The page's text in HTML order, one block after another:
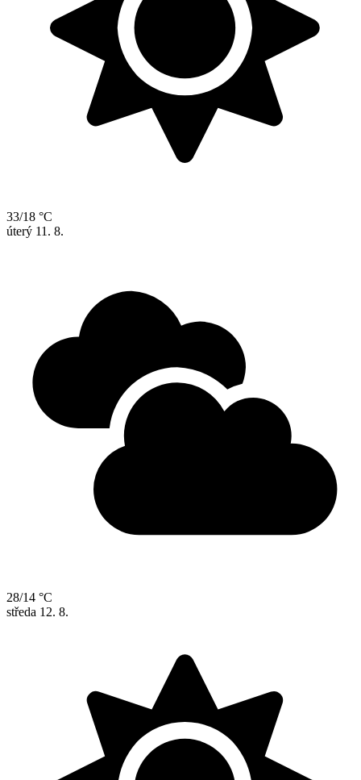
33/18 °C
úterý 11. 8.
28/14 °C
středa 12. 8.